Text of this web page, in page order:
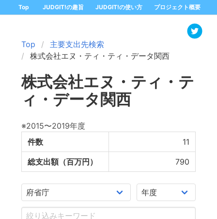
Top JUDGIT!の趣旨 JUDGIT!の使い方 プロジェクト概要
Top
主要支出先検索
株式会社エヌ・ティ・ティ・データ関西
株式会社エヌ・ティ・テ
ィ・データ関西
※2015〜2019年度
件数
11
総支出額（百万円） 790